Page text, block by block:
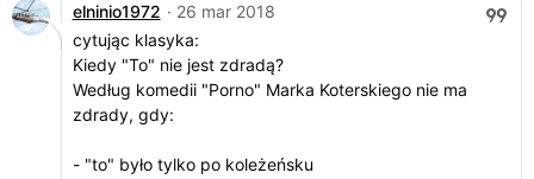
elninio1972 · 26 mar 2018
cytując klasyka:
Kiedy "To" nie jest zdradą?
Według komedii "Porno" Marka Koterskiego nie ma
zdrady, gdy:
- "to" było tylko po koleżeńsku